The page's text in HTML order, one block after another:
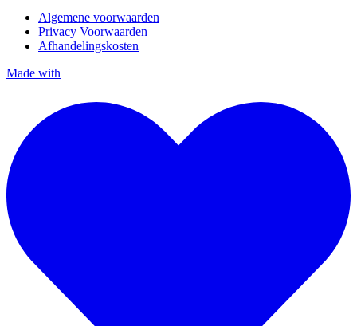
Algemene voorwaarden
Privacy Voorwaarden
Afhandelingskosten
Made with